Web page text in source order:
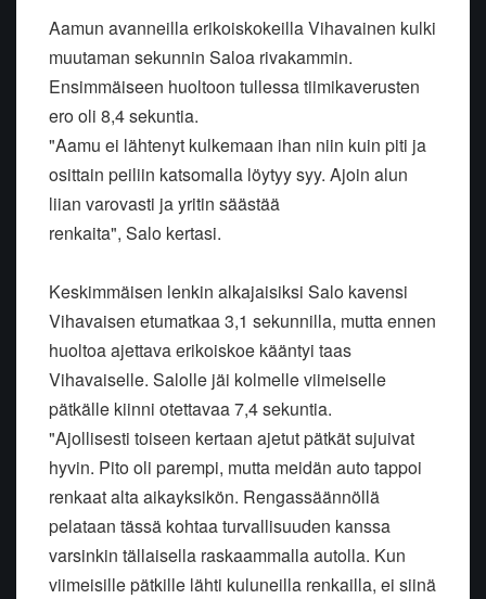
Aamun avanneilla erikoiskokeilla Vihavainen kulki
muutaman sekunnin Saloa rivakammin.
Ensimmäiseen huoltoon tullessa tiimikaverusten
ero oli 8,4 sekuntia.
"Aamu ei lähtenyt kulkemaan ihan niin kuin piti ja
osittain peiliin katsomalla löytyy syy. Ajoin alun
liian varovasti ja yritin säästää
renkaita", Salo kertasi.
Keskimmäisen lenkin alkajaisiksi Salo kavensi
Vihavaisen etumatkaa 3,1 sekunnilla, mutta ennen
huoltoa ajettava erikoiskoe kääntyi taas
Vihavaiselle. Salolle jäi kolmelle viimeiselle
pätkälle kiinni otettavaa 7,4 sekuntia.
"Ajollisesti toiseen kertaan ajetut pätkät sujuivat
hyvin. Pito oli parempi, mutta meidän auto tappoi
renkaat alta aikayksikön. Rengassäännöllä
pelataan tässä kohtaa turvallisuuden kanssa
varsinkin tällaisella raskaammalla autolla. Kun
viimeisille pätkille lähti kuluneilla renkailla, ei siinä